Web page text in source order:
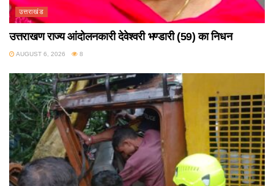
उत्तराखंड
उत्तराखण राज्य आंदोलनकारी देवेश्वरी भण्डारी (59) का निधन
AUGUST 6, 2026 8